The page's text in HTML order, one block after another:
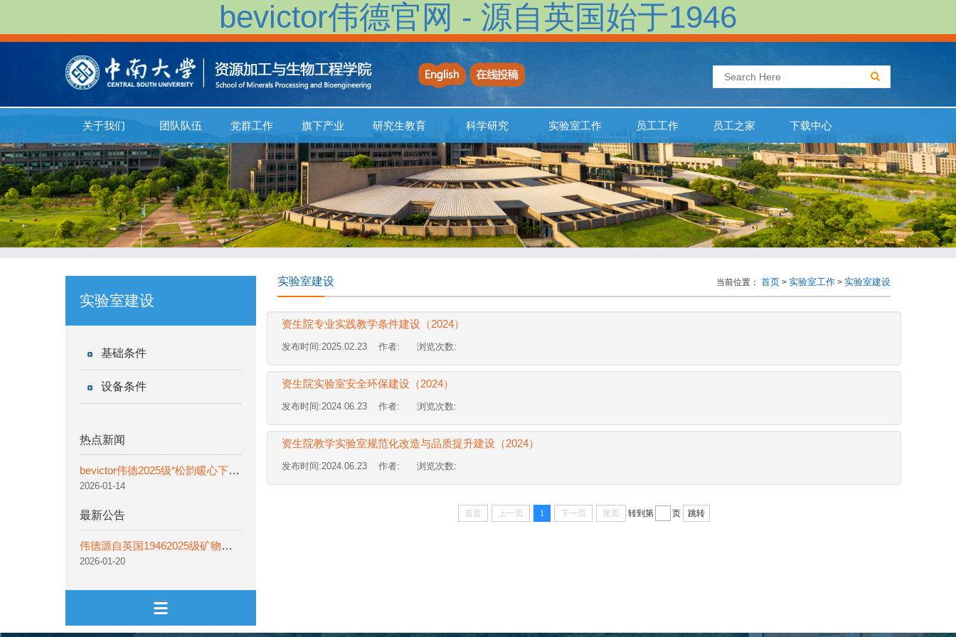
bevictor伟德官网 - 源自英国始于1946
关于我们 团队队伍 党群工作 旗下产业 研究生教育 科学研究 实验室工作 员工工作 员工之家 下载中心
实验室建设
基础条件
设备条件
热点新闻
bevictor伟德2025级“松韵暖心下午茶”系列活动圆满完成
2026-01-14
最新公告
伟德源自英国19462025级矿物加工工程专业卓越拔尖人才培养计划实验班选拔通知
2026-01-20
实验室建设 当前位置： 首页 > 实验室工作 > 实验室建设
资生院专业实践教学条件建设（2024）
发布时间:2025.02.23 作者: 浏览次数:
资生院实验室安全环保建设（2024）
发布时间:2024.06.23 作者: 浏览次数:
资生院教学实验室规范化改造与品质提升建设（2024）
发布时间:2024.06.23 作者: 浏览次数:
首页 上一页 1 下一页 尾页 转到第 页 跳转